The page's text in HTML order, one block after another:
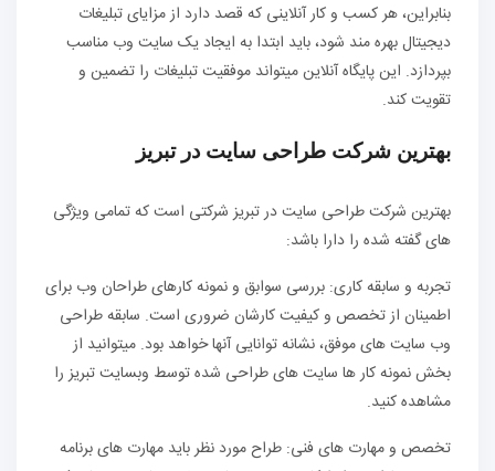
بنابراین، هر کسب و کار آنلاینی که قصد دارد از مزایای تبلیغات
دیجیتال بهره مند شود، باید ابتدا به ایجاد یک سایت وب مناسب
بپردازد. این پایگاه آنلاین میتواند موفقیت تبلیغات را تضمین و
تقویت کند.
بهترین شرکت طراحی سایت در تبریز
بهترین شرکت طراحی سایت در تبریز شرکتی است که تمامی ویژگی
های گفته شده را دارا باشد:
تجربه و سابقه کاری: بررسی سوابق و نمونه کارهای طراحان وب برای
اطمینان از تخصص و کیفیت کارشان ضروری است. سابقه طراحی
وب سایت های موفق، نشانه توانایی آنها خواهد بود. میتوانید از
بخش نمونه کار ها سایت های طراحی شده توسط وبسایت تبریز را
مشاهده کنید.
تخصص و مهارت های فنی: طراح مورد نظر باید مهارت های برنامه